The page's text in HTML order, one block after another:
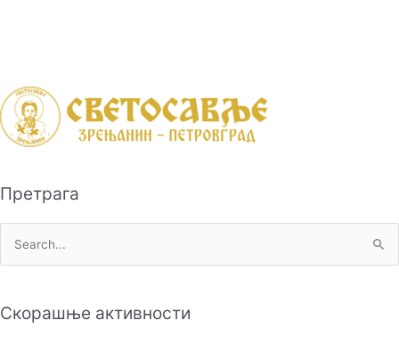
Претрага
тСкорашње активности